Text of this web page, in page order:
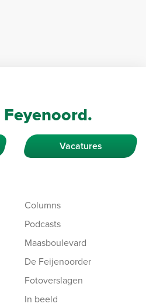
Feyenoord.
Vacatures
Columns
Podcasts
Maasboulevard
De Feijenoorder
Fotoverslagen
In beeld